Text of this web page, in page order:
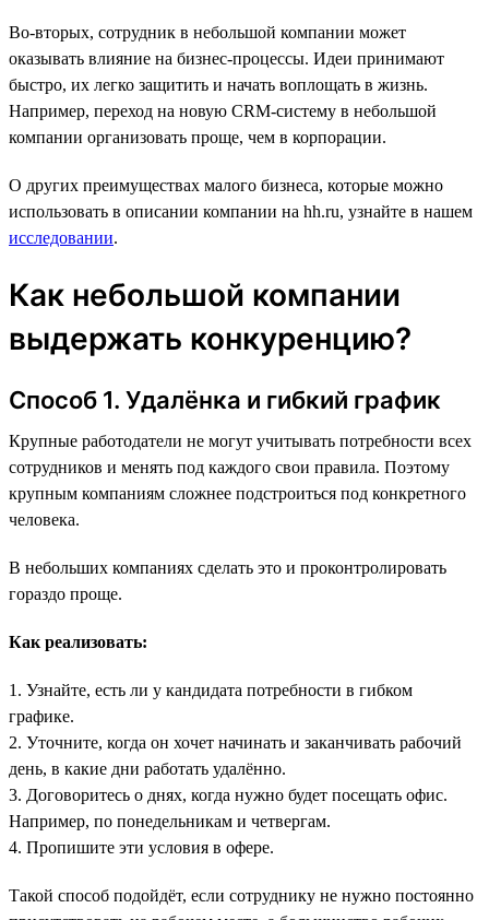
Во-вторых, сотрудник в небольшой компании может
оказывать влияние на бизнес-процессы. Идеи принимают
быстро, их легко защитить и начать воплощать в жизнь.
Например, переход на новую CRM-систему в небольшой
компании организовать проще, чем в корпорации.
О других преимуществах малого бизнеса, которые можно
использовать в описании компании на hh.ru, узнайте в нашем
исследовании.
Как небольшой компании
выдержать конкуренцию?
Способ 1. Удалёнка и гибкий график
Крупные работодатели не могут учитывать потребности всех
сотрудников и менять под каждого свои правила. Поэтому
крупным компаниям сложнее подстроиться под конкретного
человека.
В небольших компаниях сделать это и проконтролировать
гораздо проще.
Как реализовать:
1. Узнайте, есть ли у кандидата потребности в гибком
графике.
2. Уточните, когда он хочет начинать и заканчивать рабочий
день, в какие дни работать удалённо.
3. Договоритесь о днях, когда нужно будет посещать офис.
Например, по понедельникам и четвергам.
4. Пропишите эти условия в офере.
Такой способ подойдёт, если сотруднику не нужно постоянно